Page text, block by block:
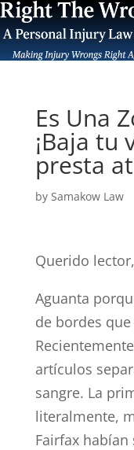
Es Una
¡Baja tu
presta
by Samakow Law
Querido lector,
Aguanta
de bordes
artículos
sangre. La
literalmente,
Fairfax